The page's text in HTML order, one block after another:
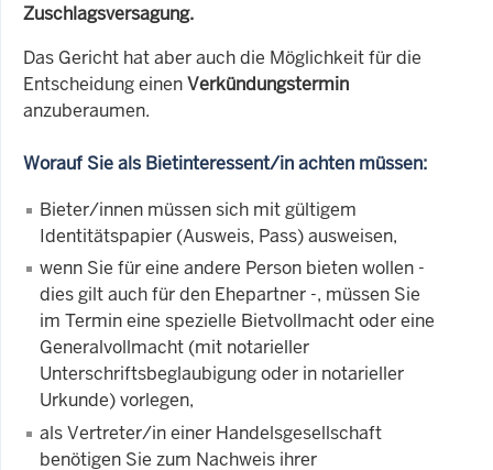
Zuschlagsversagung.
Das Gericht hat aber auch die Möglichkeit für die
Entscheidung einenVerkündungstermin
anzuberaumen.
Worauf Sie als Bietinteressent/in achten müssen:
Bieter/innen müssen sich mit gültigem
Identitätspapier (Ausweis, Pass) ausweisen,
wenn Sie für eine andere Person bieten wollen -
dies gilt auch für den Ehepartner -, müssen Sie
im Termin eine spezielle Bietvollmacht oder eine
Generalvollmacht (mit notarieller
Unterschriftsbeglaubigung oder in notarieller
Urkunde) vorlegen,
als Vertreter/in einer Handelsgesellschaft
benötigen Sie zum Nachweis ihrer